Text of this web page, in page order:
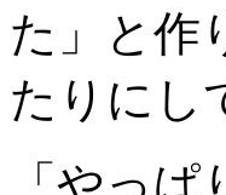
た」と作
たりにし
「やっ